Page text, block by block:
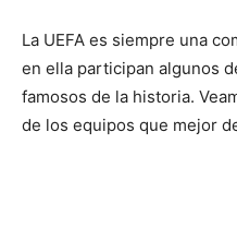
La UEFA es siempre una
en ella participan algunos
famosos de la historia.
de los equipos que mejor